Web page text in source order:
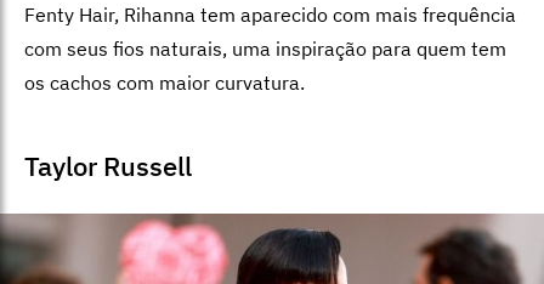
Fenty Hair, Rihanna tem aparecido com mais frequência
com seus fios naturais, uma inspiração para quem tem
os cachos com maior curvatura.
Taylor Russell